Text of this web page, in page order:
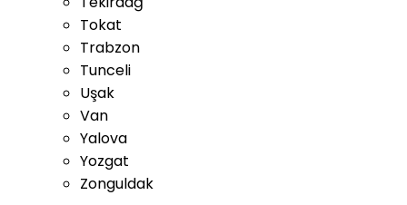
Tokat
Trabzon
Tunceli
Uşak
Van
Yalova
Yozgat
Zonguldak